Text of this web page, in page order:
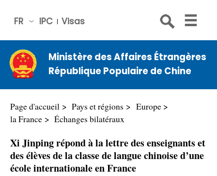
IPC Visas
FR
中文
Engli
sh
Русс
Espa
عربي
Ministère des Affaires Étrangères
République Populaire de Chine
Page d'accueil Pays et régions
Europe
la France
Échanges bilatéraux
Xi Jinping répond à la lettre des enseignants et
des élèves de la classe de langue chinoise d’une
école internationale en France